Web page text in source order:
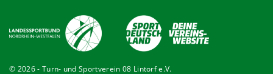
© 2026 - Turn- und Sportverein 08 Lintorf e.V.